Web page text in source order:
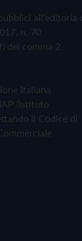
all'editoria
n. 70.
del comma 2
Italiana
(Istituto
il Codice di